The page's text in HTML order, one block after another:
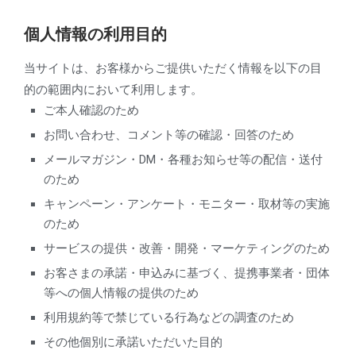
個人情報の利用目的
当サイトは、お客様からご提供いただく情報を以下の目
的の範囲内において利用します。
ご本人確認のため
お問い合わせ、コメント等の確認・回答のため
メールマガジン・DM・各種お知らせ等の配信・送付
のため
キャンペーン・アンケート・モニター・取材等の実施
のため
サービスの提供・改善・開発・マーケティングのため
お客さまの承諾・申込みに基づく、提携事業者・団体
等への個人情報の提供のため
利用規約等で禁じている行為などの調査のため
その他個別に承諾いただいた目的